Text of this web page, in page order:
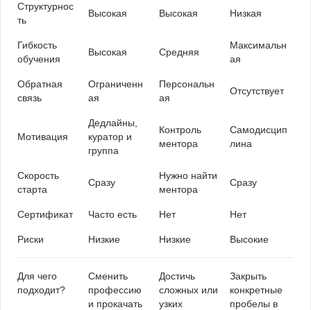
Структурнос
ть
Высокая Высокая Низкая
Гибкость
обучения
Высокая Средняя
Максимальн
ая
Обратная
связь
Ограниченн
ая
Персональн
ая
Отсутствует
Мотивация
Дедлайны,
куратор и
группа
Контроль
ментора
Самодисцип
лина
Скорость
старта
Сразу
Нужно найти
ментора
Сразу
Сертификат Часто есть Нет Нет
Риски Низкие Низкие Высокие
Для чего
подходит?
Сменить
профессию
и прокачать
Достичь
сложных или
узких
Закрыть
конкретные
пробелы в